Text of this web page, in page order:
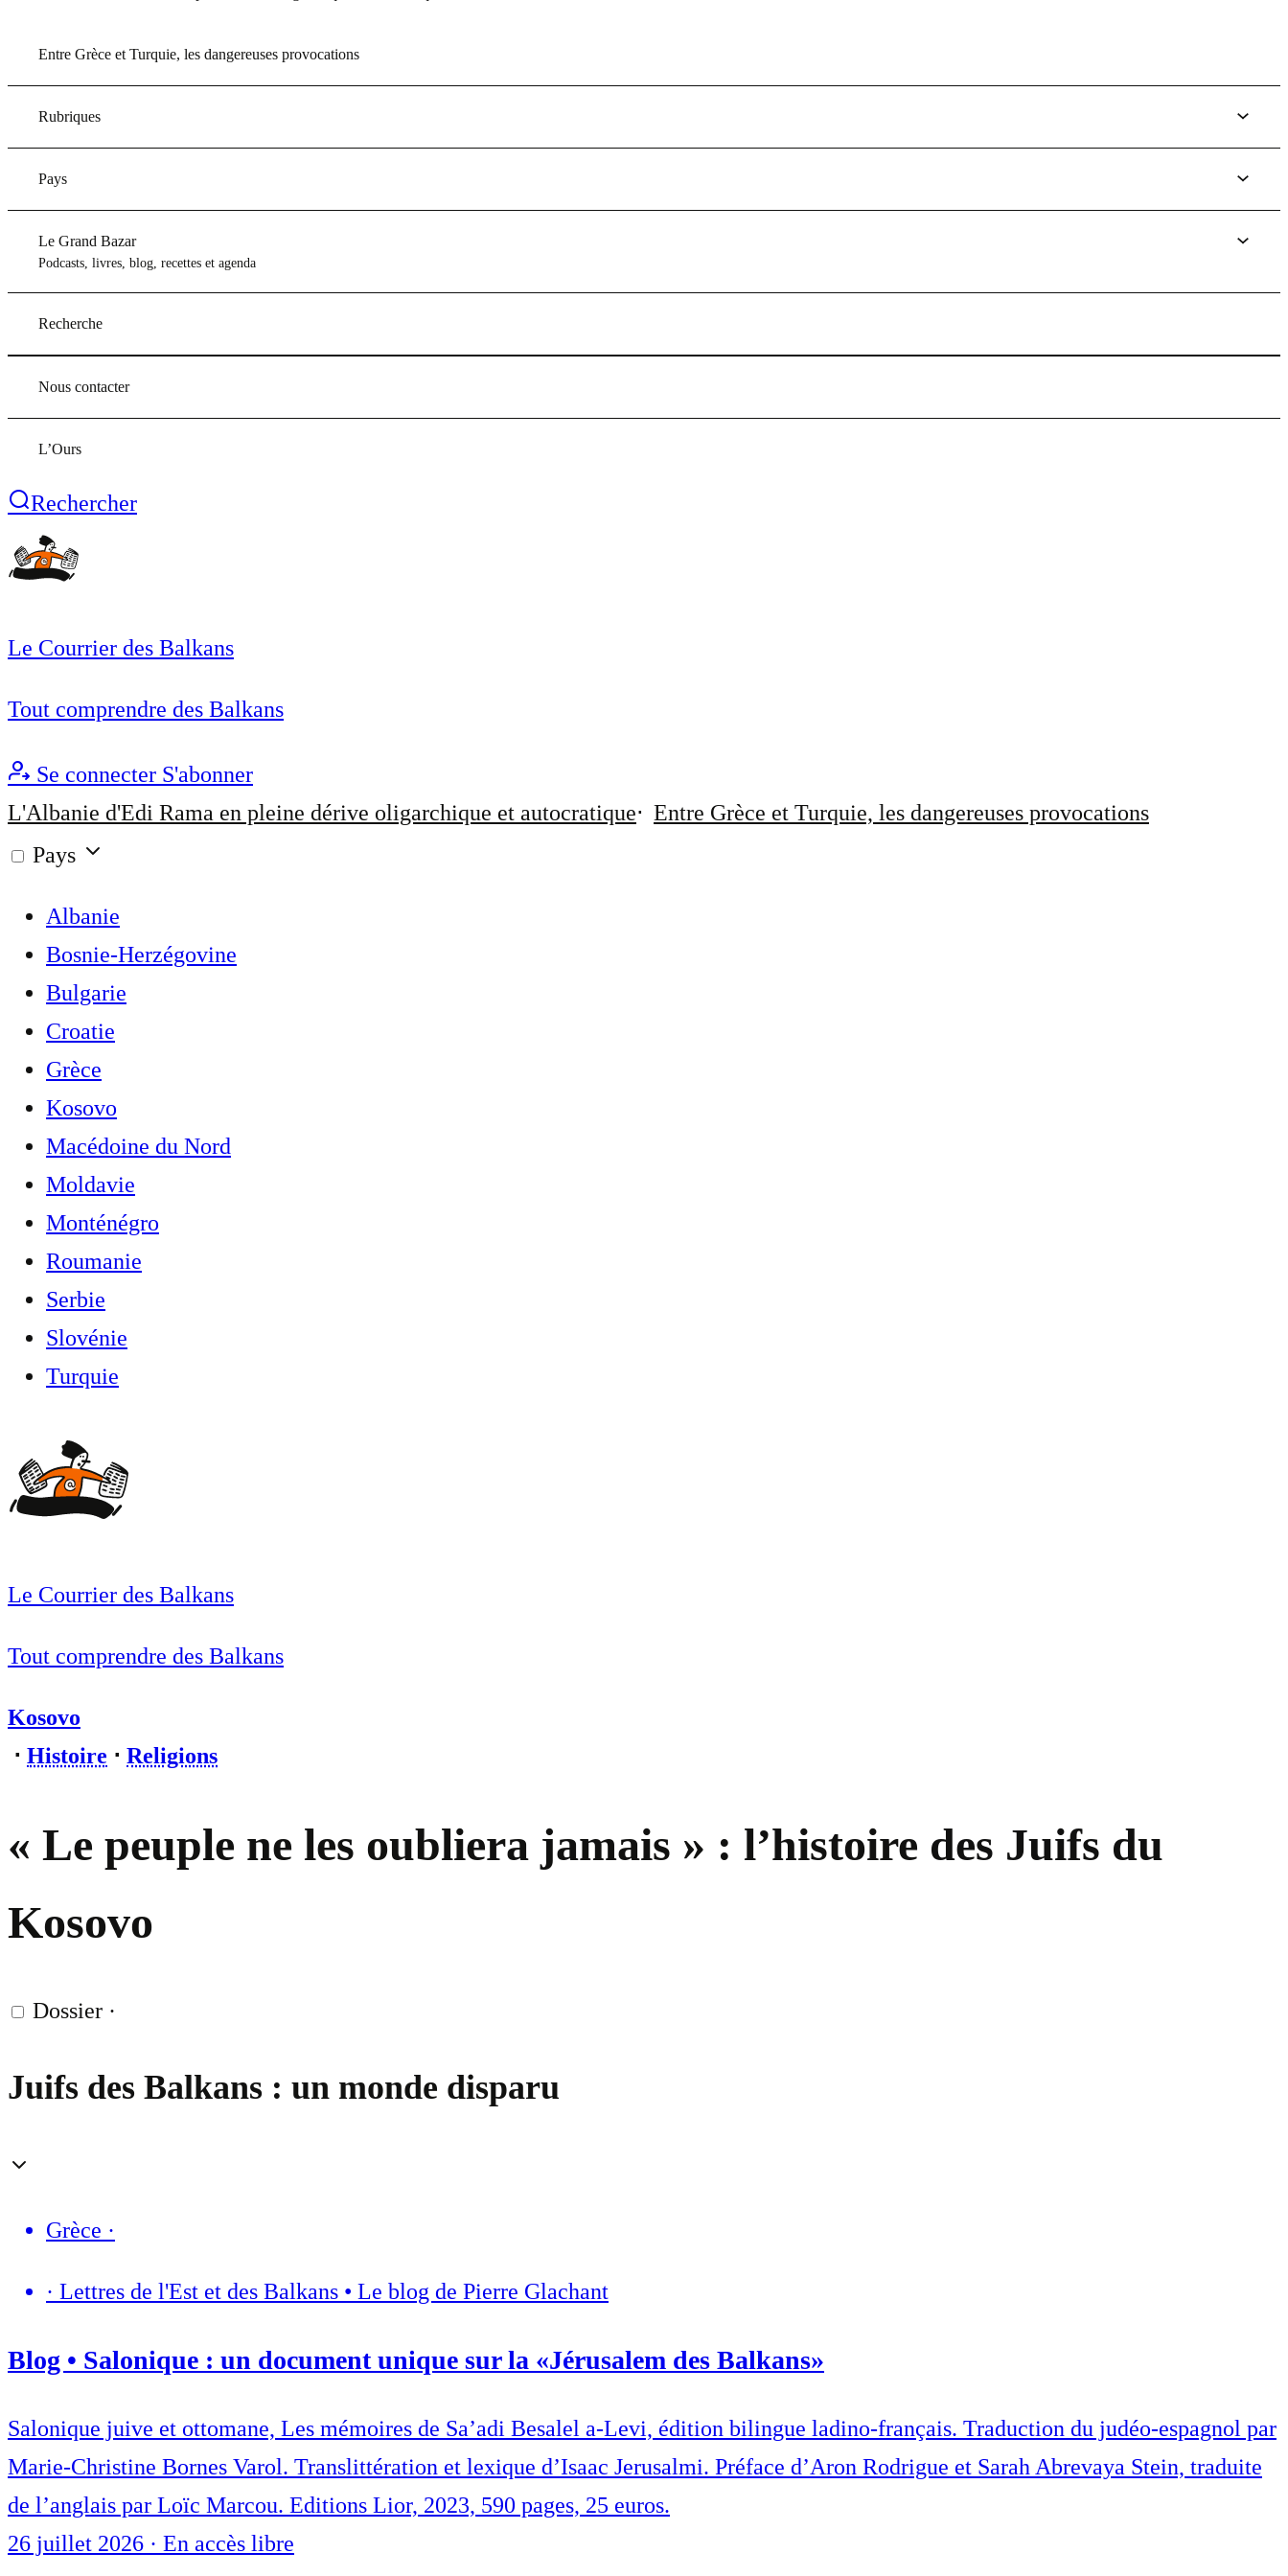
Entre Grèce et Turquie, les dangereuses provocations
Rubriques
Pays
Le Grand Bazar
Podcasts, livres, blog, recettes et agenda
Recherche
Nous contacter
L’Ours
Rechercher
Le Courrier des Balkans
Tout comprendre des Balkans
Se connecter S'abonner
L'Albanie d'Edi Rama en pleine dérive oligarchique et autocratique
Entre Grèce et Turquie, les dangereuses provocations
Pays
Albanie
Bosnie-Herzégovine
Bulgarie
Croatie
Grèce
Kosovo
Macédoine du Nord
Moldavie
Monténégro
Roumanie
Serbie
Slovénie
Turquie
Le Courrier des Balkans
Tout comprendre des Balkans
Kosovo
⋅ Histoire ⋅ Religions
« Le peuple ne les oubliera jamais » : l’histoire des Juifs du
Kosovo
Dossier ·
Juifs des Balkans : un monde disparu
Grèce ·
· Lettres de l'Est et des Balkans • Le blog de Pierre Glachant
Blog • Salonique : un document unique sur la «Jérusalem des Balkans»
Salonique juive et ottomane, Les mémoires de Sa’adi Besalel a-Levi, édition bilingue ladino-français. Traduction du judéo-espagnol par
Marie-Christine Bornes Varol. Translittération et lexique d’Isaac Jerusalmi. Préface d’Aron Rodrigue et Sarah Abrevaya Stein, traduite
de l’anglais par Loïc Marcou. Editions Lior, 2023, 590 pages, 25 euros.
26 juillet 2026 · En accès libre